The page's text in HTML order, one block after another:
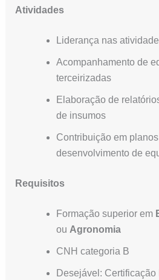
Atividades
Liderança nas
Acompanhamento de
terceirizadas
Elaboração de
de insumos
Contribuição em
desenvolvimento de
Requisitos
Formação superior em
ou Agronomia
CNH categoria B
Desejável: Certificação